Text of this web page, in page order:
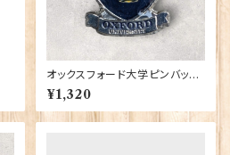
オックスフォード大学ピンバッ
ジ Elgate Products 90404
¥1,320